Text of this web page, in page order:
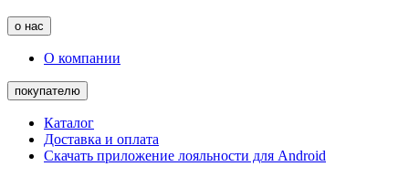
о нас
О компании
покупателю
Каталог
Доставка и оплата
Скачать приложение лояльности для Android